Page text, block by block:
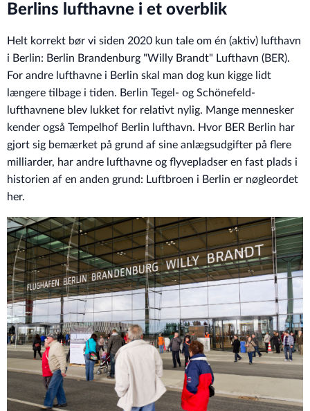
Berlins lufthavne i et overblik
Helt korrekt bør vi siden 2020 kun tale om én (aktiv) lufthavn
i Berlin: Berlin Brandenburg "Willy Brandt" Lufthavn (BER).
For andre lufthavne i Berlin skal man dog kun kigge lidt
længere tilbage i tiden. Berlin Tegel- og Schönefeld-
lufthavnene blev lukket for relativt nylig. Mange mennesker
kender også Tempelhof Berlin lufthavn. Hvor BER Berlin har
gjort sig bemærket på grund af sine anlægsudgifter på flere
milliarder, har andre lufthavne og flyvepladser en fast plads i
historien af en anden grund: Luftbroen i Berlin er nøgleordet
her.